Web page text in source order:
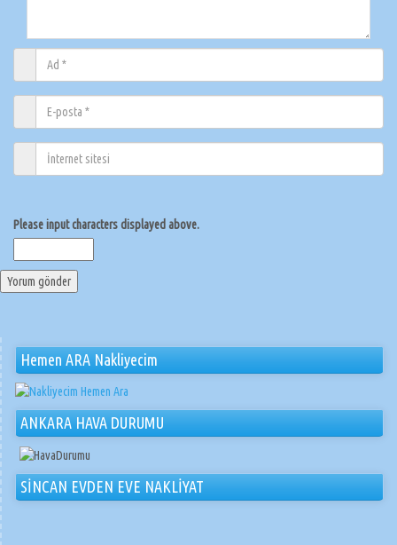
Please input characters displayed above.
Hemen ARA Nakliyecim
ANKARA HAVA DURUMU
SİNCAN EVDEN EVE NAKLİYAT